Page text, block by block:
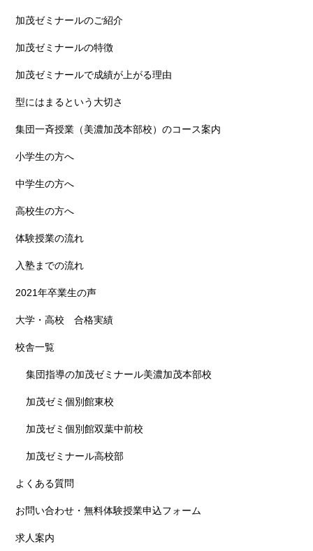
加茂ゼミナールのご紹介
加茂ゼミナールの特徴
加茂ゼミナールで成績が上がる理由
型にはまるという大切さ
集団一斉授業（美濃加茂本部校）のコース案内
小学生の方へ
中学生の方へ
高校生の方へ
体験授業の流れ
入塾までの流れ
2021年卒業生の声
大学・高校 合格実績
校舎一覧
集団指導の加茂ゼミナール美濃加茂本部校
加茂ゼミ個別館東校
加茂ゼミ個別館双葉中前校
加茂ゼミナール高校部
よくある質問
お問い合わせ・無料体験授業申込フォーム
求人案内